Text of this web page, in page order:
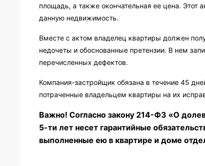
площадь, а также окончательная ее цена. Этот
данную недвижимость.
Вместе с актом владелец квартиры должен
недочеты и обоснованные претензии. В нем
перечисленных дефектов.
Компания-застройщик обязана в течение 45
потраченные владельцем квартиры на их
Важно! Согласно закону 214-ФЗ «О
5-ти лет несет гарантийные
выполненные ею в квартире и доме